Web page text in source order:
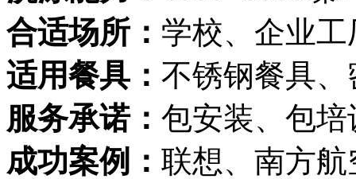
合适场所： 学校、企业
适用餐具： 不锈钢餐具
服务承诺： 包安装、包
成功案例： 联想、南方